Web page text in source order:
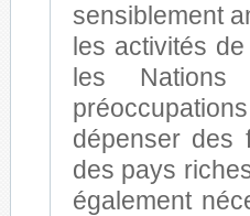
sensiblement
les activités
les Nations
dépenser des
des pays
également